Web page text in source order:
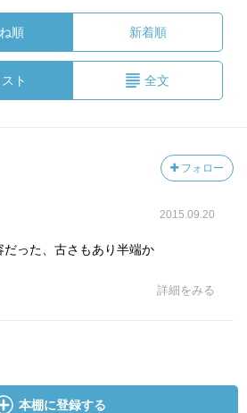
順 新着順
スト 全文
フォロー
2015.09.20
った、古さもあり半端か
詳細をみる
本棚に登録する